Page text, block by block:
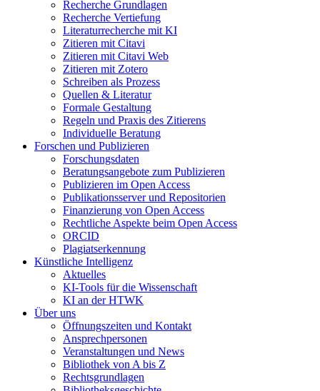
Recherche Grundlagen
Recherche Vertiefung
Literaturrecherche mit KI
Zitieren mit Citavi
Zitieren mit Citavi Web
Zitieren mit Zotero
Schreiben als Prozess
Quellen & Literatur
Formale Gestaltung
Regeln und Praxis des Zitierens
Individuelle Beratung
Forschen und Publizieren
Forschungsdaten
Beratungsangebote zum Publizieren
Publizieren im Open Access
Publikationsserver und Repositorien
Finanzierung von Open Access
Rechtliche Aspekte beim Open Access
ORCID
Plagiatserkennung
Künstliche Intelligenz
Aktuelles
KI-Tools für die Wissenschaft
KI an der HTWK
Über uns
Öffnungszeiten und Kontakt
Ansprechpersonen
Veranstaltungen und News
Bibliothek von A bis Z
Rechtsgrundlagen